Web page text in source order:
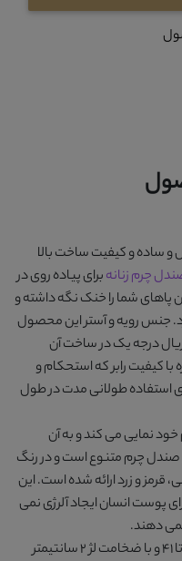
ساده و کیفیت ساخت بالا
چرم زنانهبرای پیاده روی در
پاهای شما را خنک نگه داشته و
جنس رویه و آستر این محصول
درجه یک در ساخت آن
کیفیت رابر که استحکام و
استفاده طولانی مدت در طول
نمایی می کند و به آن
چرم متنوع است و در رنگ
و زردارائه شده است. این
پوست انسان ایجاد آلرژی نمی
دهند.
در سایزهای 36 تا 41 و با ضخامت لژ 2 سانتیمتر